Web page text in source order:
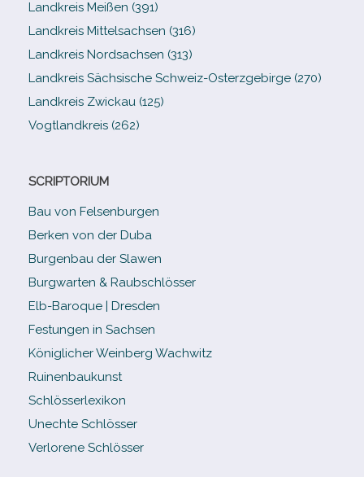
Landkreis Meißen (391)
Landkreis Mittelsachsen (316)
Landkreis Nordsachsen (313)
Landkreis Sächsische Schweiz-​Osterzgebirge (270)
Landkreis Zwickau (125)
Vogtlandkreis (262)
SCRIPTORIUM
Bau von Felsenburgen
Berken von der Duba
Burgenbau der Slawen
Burgwarten & Raubschlösser
Elb-​Baroque | Dresden
Festungen in Sachsen
Königlicher Weinberg Wachwitz
Ruinenbaukunst
Schlösserlexikon
Unechte Schlösser
Verlorene Schlösser